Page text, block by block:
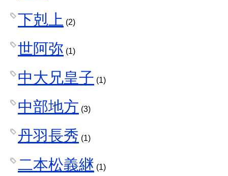
下剋上 (2)
世阿弥 (1)
中大兄皇子 (1)
中部地方 (3)
丹羽長秀 (1)
二本松義継 (1)